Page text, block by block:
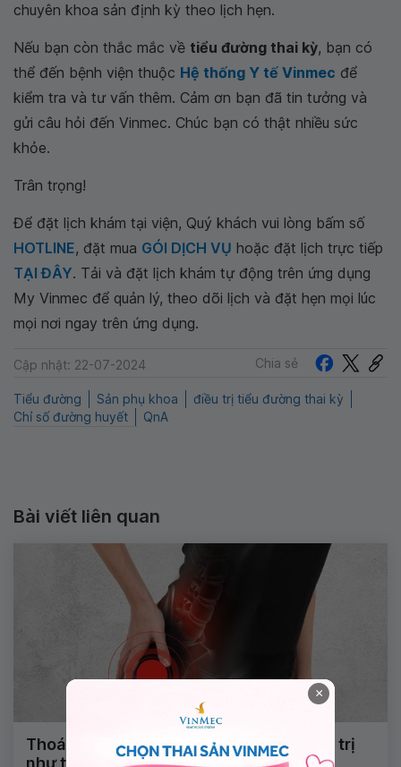
chuyên khoa sản định kỳ theo lịch hẹn.
Nếu bạn còn thắc mắc về tiểu đường thai kỳ, bạn có
thể đến bệnh viện thuộc Hệ thống Y tế Vinmec để
kiểm tra và tư vấn thêm. Cảm ơn bạn đã tin tưởng và
gửi câu hỏi đến Vinmec. Chúc bạn có thật nhiều sức
khỏe.
Trân trọng!
Để đặt lịch khám tại viện, Quý khách vui lòng bấm số
HOTLINE, đặt mua GÓI DỊCH VỤ hoặc đặt lịch trực tiếp
TẠI ĐÂY. Tải và đặt lịch khám tự động trên ứng dụng
My Vinmec để quản lý, theo dõi lịch và đặt hẹn mọi lúc
mọi nơi ngay trên ứng dụng.
Cập nhật: 22-07-2024 Chia sẻ
Tiểu đường Sản phụ khoa
điều trị tiểu đường thai kỳ
Chỉ số đường huyết
QnA
Bài viết liên quan
Thoái hóa cổ xương đùi ở người già điều trị
như thế nào?
×